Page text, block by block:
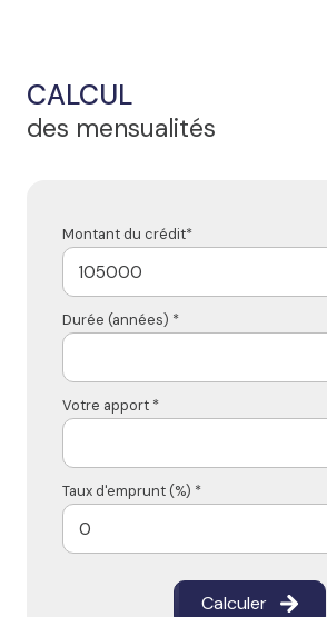
CALCUL
des mensualités
Montant du crédit*
Durée (années) *
Votre apport *
Taux d'emprunt (%) *
Calculer